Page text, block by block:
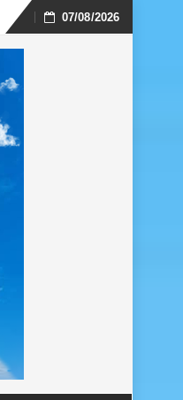
Skip
07/08/2026